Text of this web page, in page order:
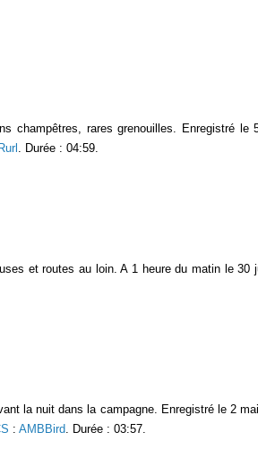
champêtres, rares grenouilles. Enregistré
. Durée : 04:59.
et routes au loin. A 1 heure du matin le 30
la nuit dans la campagne. Enregistré le 2
: AMBBird. Durée : 03:57.